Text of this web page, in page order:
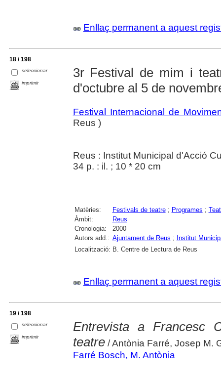
Enllaç permanent a aquest
18 / 198
seleccionar
imprimir
3r Festival de mim i
d'octubre al 5 de
Festival Internacional de
Reus )
Reus : Institut Municipal d'Acció
34 p. : il. ; 10 * 20 cm
Matèries: Festivals de teatre; Programes ;
Àmbit:
Reus
Cronologia:
2000
Autors add.: Ajuntament de Reus ; Institut
Localització: B. Centre de Lectura de Reus
Enllaç permanent a aquest
19 / 198
seleccionar
imprimir
Entrevista a Francesc
teatre/ Antònia Farré, Josep M.
Farré Bosch, M. Antònia